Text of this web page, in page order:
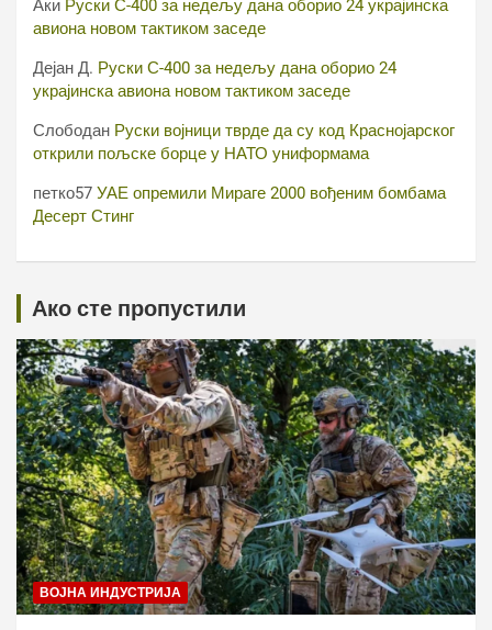
Аки Руски С-400 за недељу дана оборио 24 украјинска
авиона новом тактиком заседе
Дејан Д. Руски С-400 за недељу дана оборио 24
украјинска авиона новом тактиком заседе
Слободан Руски војници тврде да су код Краснојарског
открили пољске борце у НАТО униформама
петко57 УАЕ опремили Мираге 2000 вођеним бомбама
Десерт Стинг
Ако сте пропустили
ВОЈНА ИНДУСТРИЈА